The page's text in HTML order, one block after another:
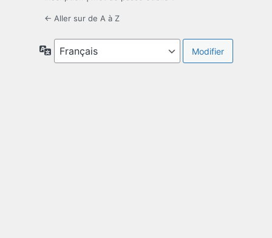
← Aller sur de A à Z
Langue